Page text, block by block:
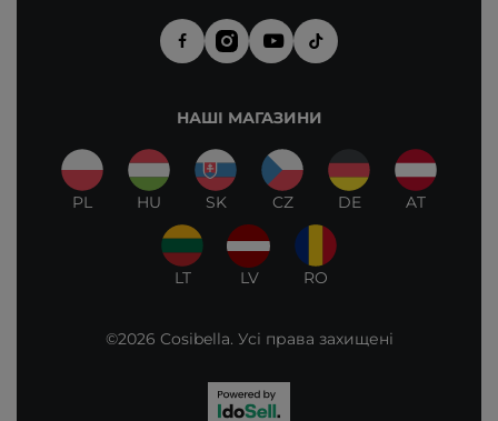
НАШІ МАГАЗИНИ
PL HU SK CZ DE AT
LT LV RO
©2026 Cosibella. Усі права захищені